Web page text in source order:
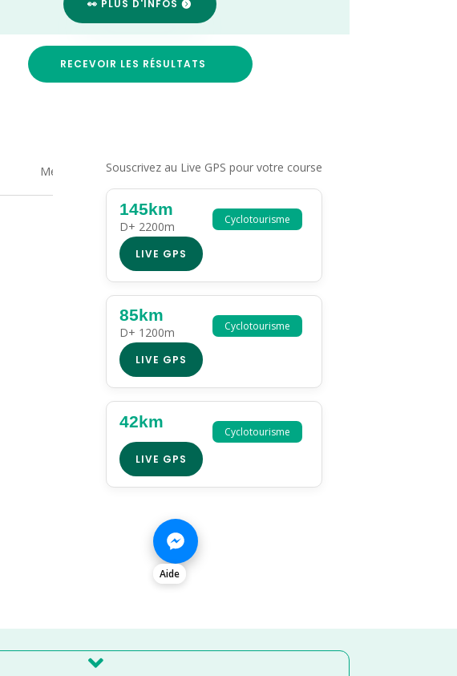
👀 PLUS D'INFOS
RECEVOIR LES RÉSULTATS
Medias Souscrivez au Live GPS pour votre course
Cyclotourisme
145km
D+ 2200m
LIVE GPS
Cyclotourisme
85km
D+ 1200m
LIVE GPS
Cyclotourisme
42km
LIVE GPS
Aide
